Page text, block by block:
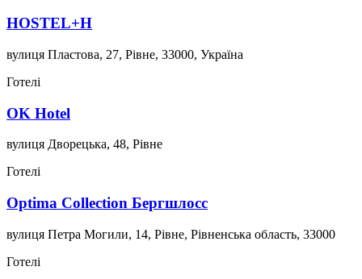
HOSTEL+H
вулиця Пластова, 27, Рівне, 33000, Україна
Готелі
OK Hotel
вулиця Дворецька, 48, Рівне
Готелі
Optima Collection Бергшлосс
вулиця Петра Могили, 14, Рівне, Рівненська область, 33000
Готелі